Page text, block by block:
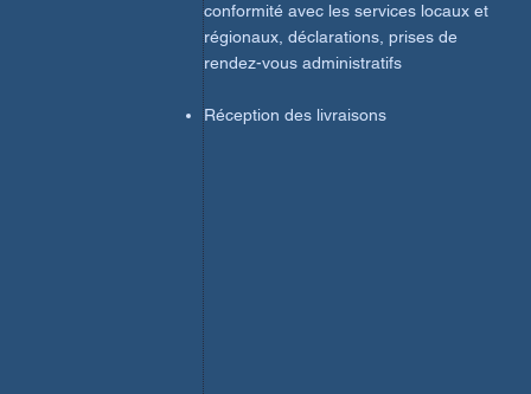
conformité avec les services locaux et
régionaux, déclarations, prises de
rendez-vous administratifs
Réception des livraisons